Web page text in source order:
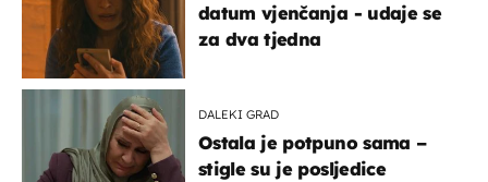
datum vjenčanja - udaje se
za dva tjedna
DALEKI GRAD
Ostala je potpuno sama –
stigle su je posljedice